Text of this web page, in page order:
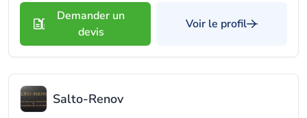
Demander un
devis
Voir le profil
Salto-Renov